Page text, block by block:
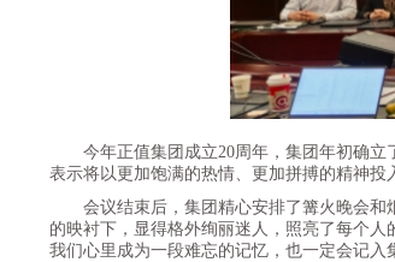
今年正值集团成立20周年，集团年初确立了
表示将以更加饱满的热情、更加拼搏的精神投
会议结束后，集团精心安排了篝火晚会和
的映衬下，显得格外绚丽迷人，照亮了每个
我们心里成为一段难忘的记忆，也一定会记入